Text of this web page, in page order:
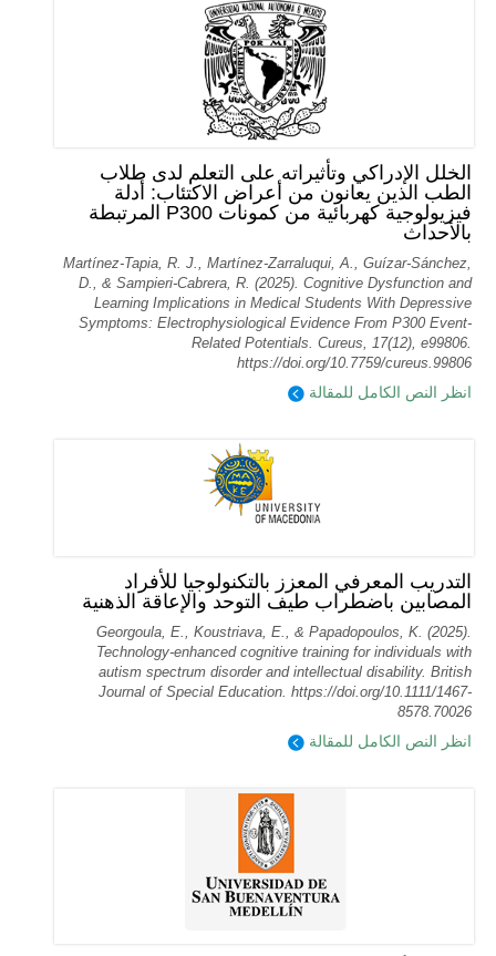
الخلل الإدراكي وتأثيراته على التعلم لدى طلاب
الطب الذين يعانون من أعراض الاكتئاب: أدلة
فيزيولوجية كهربائية من كمونات P300 المرتبطة
بالأحداث
Martínez-Tapia, R. J., Martínez-Zarraluqui, A., Guízar-Sánchez,
D., & Sampieri-Cabrera, R. (2025). Cognitive Dysfunction and
Learning Implications in Medical Students With Depressive
Symptoms: Electrophysiological Evidence From P300 Event-
Related Potentials. Cureus, 17(12), e99806.
https://doi.org/10.7759/cureus.99806
انظر النص الكامل للمقالة
التدريب المعرفي المعزز بالتكنولوجيا للأفراد
المصابين باضطراب طيف التوحد والإعاقة الذهنية
Georgoula, E., Koustriava, E., & Papadopoulos, K. (2025).
Technology‐enhanced cognitive training for individuals with
autism spectrum disorder and intellectual disability. British
Journal of Special Education. https://doi.org/10.1111/1467-
8578.70026
انظر النص الكامل للمقالة